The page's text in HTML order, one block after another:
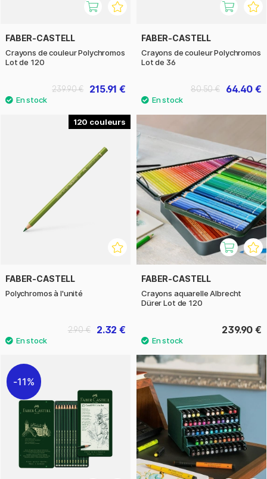
FABER-CASTELL
Crayons de couleur Polychromos
Lot de 120
215.91 €
239.90 €
FABER-CASTELL
Crayons de couleur Polychromos
Lot de 36
64.40 €
80.50 €
120
FABER-CASTELL
Polychromos à l'unité
2.32 €
2.90 €
FABER-CASTELL
Crayons aquarelle Albrecht
Dürer Lot de 120
239.90 €
11%